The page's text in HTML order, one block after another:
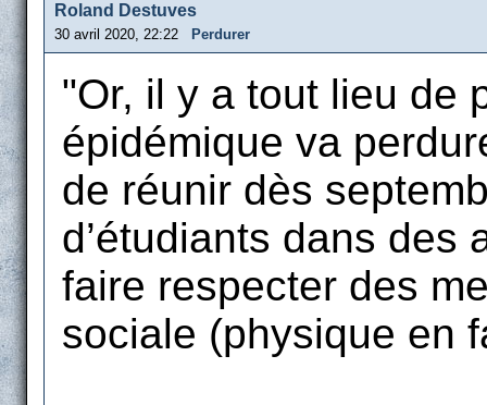
Roland Destuves
30 avril 2020, 22:22 Perdurer
"Or, il y a tout lieu de
épidémique va
de réunir dès
d’étudiants dans des
faire respecter des
sociale (physique en